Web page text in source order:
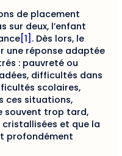
de placement
sur deux, l’enfant
[1] . Dès lors, le
une réponse adaptée
: pauvreté ou
difficultés dans
scolaires,
ces situations,
souvent trop tard,
et que la
profondément